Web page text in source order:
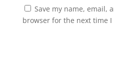
Save my name, email,
browser for the next time I